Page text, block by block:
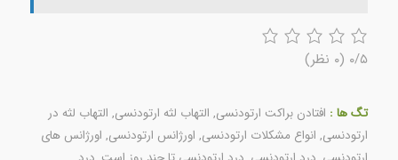
۰/۵ (۰ نظر)
تگ ها : افتادن براکت ارتودنسی, التهاب لثه ارتودنسی, التهاب لثه در
ارتودنسی, انواع مشکلات ارتودنسی, اورژانس ارتودنسی, اورژانس های